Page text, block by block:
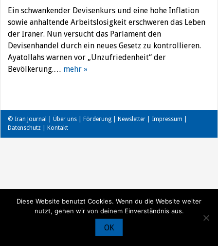
Ein schwankender Devisenkurs und eine hohe Inflation
sowie anhaltende Arbeitslosigkeit erschweren das Leben
der Iraner. Nun versucht das Parlament den
Devisenhandel durch ein neues Gesetz zu kontrollieren.
Ayatollahs warnen vor „Unzufriedenheit“ der
Bevölkerung.… mehr »
© Iran Journal | Über uns Förderung Newsletter Impressum
Datenschutz
Kontakt
Diese Website benutzt Cookies. Wenn du die Website weiter
nutzt, gehen wir von deinem Einverständnis aus.
OK